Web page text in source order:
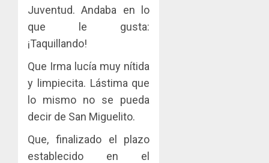
Juventud. Andaba en lo
que le gusta:
¡Taquillando!
Que Irma lucía muy nítida
y limpiecita. Lástima que
lo mismo no se pueda
decir de San Miguelito.
Que, finalizado el plazo
establecido en el